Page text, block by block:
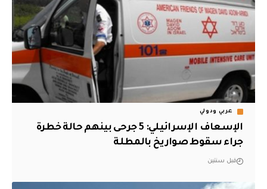
عربي ودولي
الإسعاف الإسرائيلي: 5 جرحى بينهم حالة خطرة
جراء سقوط صواريخ بالمطلة
قبل سنتين